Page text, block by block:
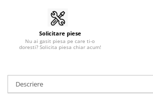
Solicitare piese
Nu ai gasit piesa pe care ti-o
doresti? Solicita piesa chiar acum!
Descriere